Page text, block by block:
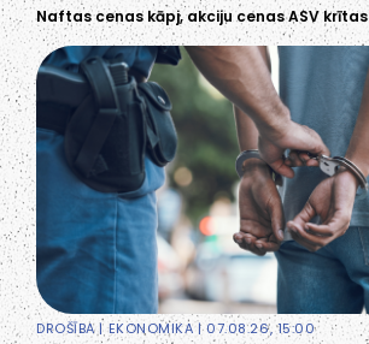
Naftas cenas kāpj, akciju cenas ASV krītas
DROŠĪBA|EKONOMIKA | 07.08.26, 15:00